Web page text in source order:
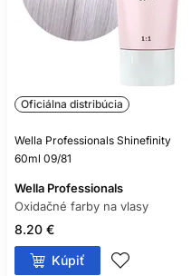
Oficiálna distribúcia
Wella Professionals Shinefinity
60ml 09/81
Wella Professionals
Oxidačné farby na vlasy
8.20 €
Kúpiť